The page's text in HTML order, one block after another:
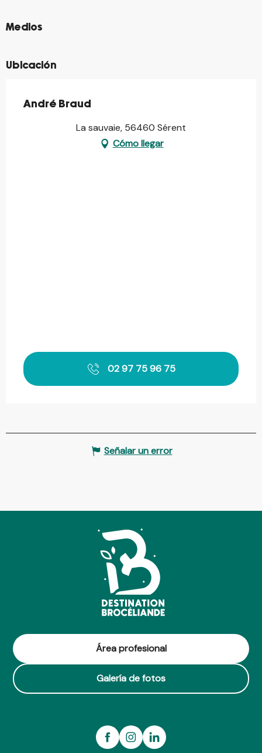
Medios
©
Ubicación
André Braud
La sauvaie, 56460 Sérent
Cómo llegar
02 97 75 96 75
Señalar un error
Área profesional
Galería de fotos